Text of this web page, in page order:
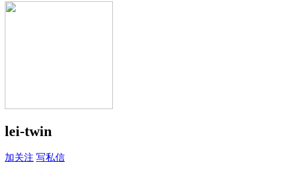
lei-twin
加关注 写私信